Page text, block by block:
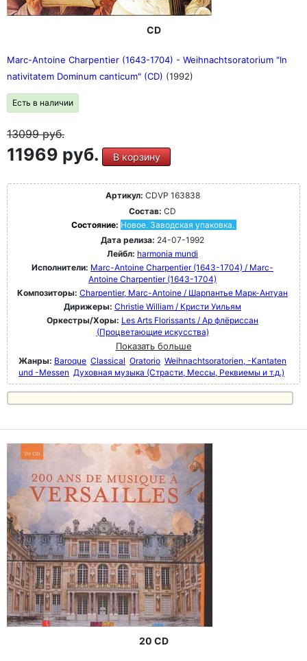
CD
Marc-Antoine Charpentier (1643-1704) - Weihnachtsoratorium "In
nativitatem Dominum canticum" (CD) (1992)
Есть в наличии
13099руб.
11969 руб. В корзину
Артикул: CDVP 163838
Состав: CD
Состояние: Новое. Заводская упаковка.
Дата релиза: 24-07-1992
Лейбл: harmonia mundi
Исполнители: Marc-Antoine Charpentier (1643-1704) / Marc-
Antoine Charpentier (1643-1704)
Композиторы: Charpentier, Marc-Antoine / Шарпантье Марк-Антуан
Дирижеры: Christie William / Кристи Уильям
Оркестры/Хоры: Les Arts Florissants / Ар флёриссан
(Процветающие искусства)
Показать больше
Жанры: Baroque Classical Oratorio Weihnachtsoratorien, -Kantaten
und -Messen Духовная музыка (Страсти, Мессы, Реквиемы и т.д.)
20 CD